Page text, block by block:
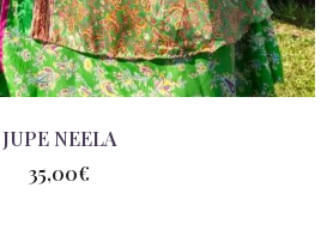
JUPE NEELA
35,00€